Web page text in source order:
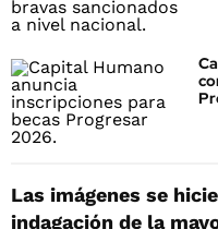
Las imágenes se
indagación de la